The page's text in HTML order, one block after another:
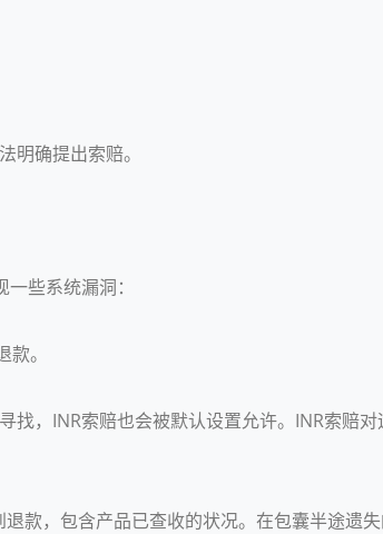
明确提出索赔。
些系统漏洞：
。
，INR索赔也会被默认设置允许。INR索赔对
款，包含产品已查收的状况。在包囊半途遗